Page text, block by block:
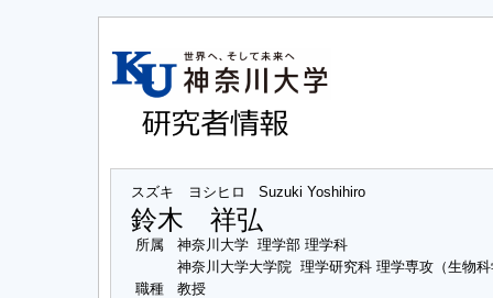
スズキ ヨシヒロ Suzuki Yoshihiro
鈴木 祥弘
所属
神奈川大学 理学部 理学科
神奈川大学大学院 理学研究科 理学専攻（生物
職種
教授